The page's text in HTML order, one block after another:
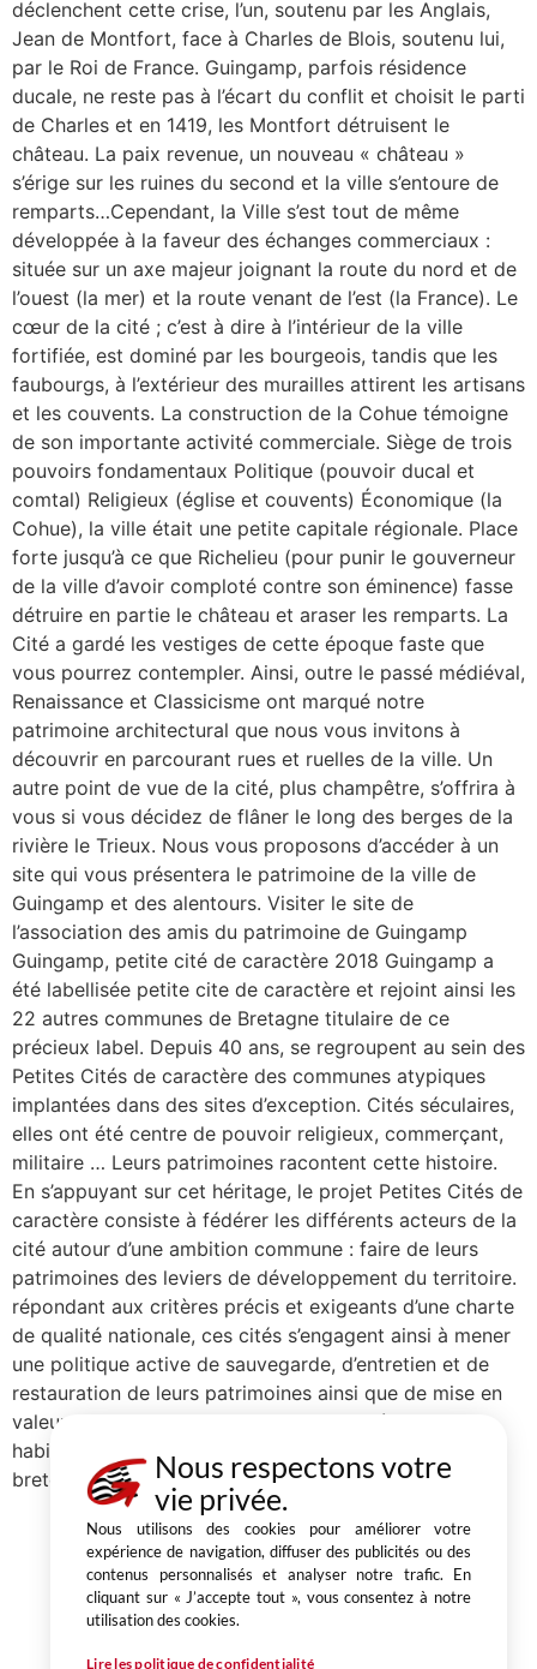
déclenchent cette crise, l’un, soutenu par les Anglais,
Jean de Montfort, face à Charles de Blois, soutenu lui,
par le Roi de France. Guingamp, parfois résidence
ducale, ne reste pas à l’écart du conflit et choisit le parti
de Charles et en 1419, les Montfort détruisent le
château. La paix revenue, un nouveau « château »
s’érige sur les ruines du second et la ville s’entoure de
remparts…Cependant, la Ville s’est tout de même
développée à la faveur des échanges commerciaux :
située sur un axe majeur joignant la route du nord et de
l’ouest (la mer) et la route venant de l’est (la France). Le
cœur de la cité ; c’est à dire à l’intérieur de la ville
fortifiée, est dominé par les bourgeois, tandis que les
faubourgs, à l’extérieur des murailles attirent les artisans
et les couvents. La construction de la Cohue témoigne
de son importante activité commerciale. Siège de trois
pouvoirs fondamentaux Politique (pouvoir ducal et
comtal) Religieux (église et couvents) Économique (la
Cohue), la ville était une petite capitale régionale. Place
forte jusqu’à ce que Richelieu (pour punir le gouverneur
de la ville d’avoir comploté contre son éminence) fasse
détruire en partie le château et araser les remparts. La
Cité a gardé les vestiges de cette époque faste que
vous pourrez contempler. Ainsi, outre le passé médiéval,
Renaissance et Classicisme ont marqué notre
patrimoine architectural que nous vous invitons à
découvrir en parcourant rues et ruelles de la ville. Un
autre point de vue de la cité, plus champêtre, s’offrira à
vous si vous décidez de flâner le long des berges de la
rivière le Trieux. Nous vous proposons d’accéder à un
site qui vous présentera le patrimoine de la ville de
Guingamp et des alentours. Visiter le site de
l’association des amis du patrimoine de Guingamp
Guingamp, petite cité de caractère 2018 Guingamp a
été labellisée petite cite de caractère et rejoint ainsi les
22 autres communes de Bretagne titulaire de ce
précieux label. Depuis 40 ans, se regroupent au sein des
Petites Cités de caractère des communes atypiques
implantées dans des sites d’exception. Cités séculaires,
elles ont été centre de pouvoir religieux, commerçant,
militaire … Leurs patrimoines racontent cette histoire.
En s’appuyant sur cet héritage, le projet Petites Cités de
caractère consiste à fédérer les différents acteurs de la
cité autour d’une ambition commune : faire de leurs
patrimoines des leviers de développement du territoire.
répondant aux critères précis et exigeants d’une charte
de qualité nationale, ces cités s’engagent ainsi à mener
une politique active de sauvegarde, d’entretien et de
restauration de leurs patrimoines ainsi que de mise en
valeur, d’animation et de promotion auprès de leurs
habitants et visiteurs. Les Petites Cités de Caractère®
bretonnes Lire la suite
Partager
1, place du Champ au Roy
Nous respectons votre
vie privée.
Nous utilisons des cookies pour améliorer votre
expérience de navigation, diffuser des publicités ou des
contenus personnalisés et analyser notre trafic. En
cliquant sur « J’accepte tout », vous consentez à notre
utilisation des cookies.
Lire les politique de confidentialité